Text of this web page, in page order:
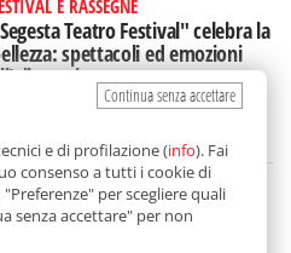
E RASSEGNE
Teatro Festival" celebra la
spettacoli ed emozioni
e al tramonto
Redazione
BALARM
Continua senza accettare
e di profilazione (info). Fai
consenso a tutti i cookie di
per scegliere quali
senza accettare" per non